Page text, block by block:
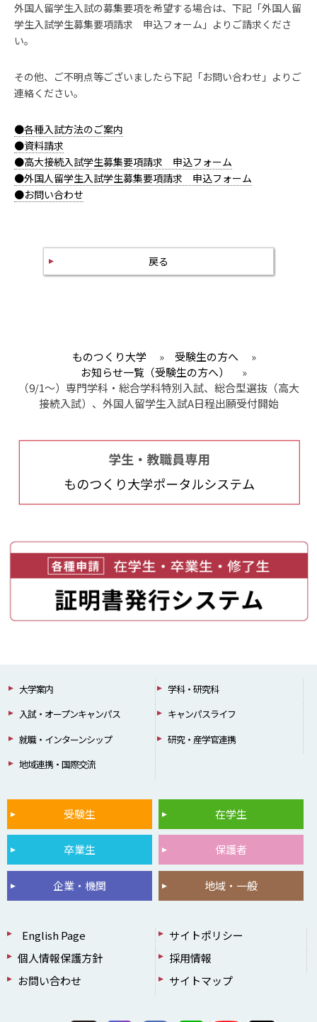
外国人留学生入試の募集要項を希望する場合は、下記「外国人留
学生入試学生募集要項請求 申込フォーム」よりご請求くださ
い。
その他、ご不明点等ございましたら下記「お問い合わせ」よりご
連絡ください。
●各種入試方法のご案内
●資料請求
●高大接続入試学生募集要項請求 申込フォーム
●外国人留学生入試学生募集要項請求 申込フォーム
●お問い合わせ
戻る
ものつくり大学 » 受験生の方へ
»
お知らせ一覧（受験生の方へ）
»
（9/1～）専門学科・総合学科特別入試、総合型選抜（高大
接続入試）、外国人留学生入試A日程出願受付開始
大学案内
学科・研究科
入試・オープンキャンパス
キャンパスライフ
就職・インターンシップ
研究・産学官連携
地域連携・国際交流
受験生 在学生
卒業生 保護者
企業・機関 地域・一般
English Page
サイトポリシー
個人情報保護方針
採用情報
お問い合わせ
サイトマップ